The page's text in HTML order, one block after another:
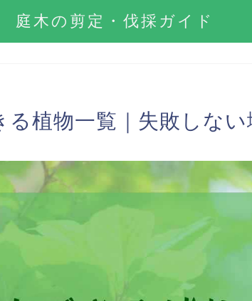
庭木の剪定・伐採ガイド
る植物一覧｜失敗しな